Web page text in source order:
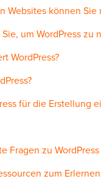
Websites können Sie
um WordPress zu
WordPress?
für die Erstellung
Fragen zu WordPress
zum